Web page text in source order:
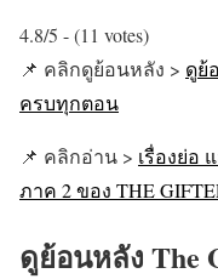
4.8/5 - (11 votes)
📌 คลิกดูย้อนหลัง > ดูย้
ครบทุกตอน
📌 คลิกอ่าน > เรื่องย่อ
ภาค 2 ของ THE
ดูย้อนหลัง The